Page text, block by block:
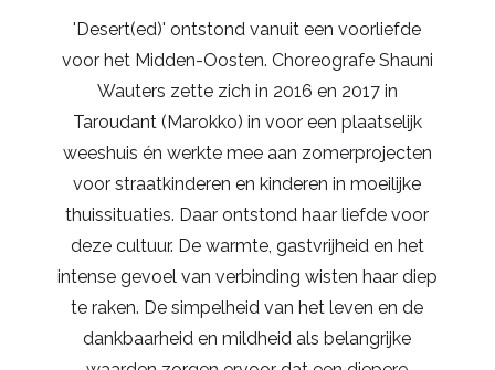
'Desert(ed)' ontstond vanuit een voorliefde
voor het Midden-Oosten. Choreografe Shauni
Wauters zette zich in 2016 en 2017 in
Taroudant (Marokko) in voor een plaatselijk
weeshuis én werkte mee aan zomerprojecten
voor straatkinderen en kinderen in moeilijke
thuissituaties. Daar ontstond haar liefde voor
deze cultuur. De warmte, gastvrijheid en het
intense gevoel van verbinding wisten haar diep
te raken. De simpelheid van het leven en de
dankbaarheid en mildheid als belangrijke